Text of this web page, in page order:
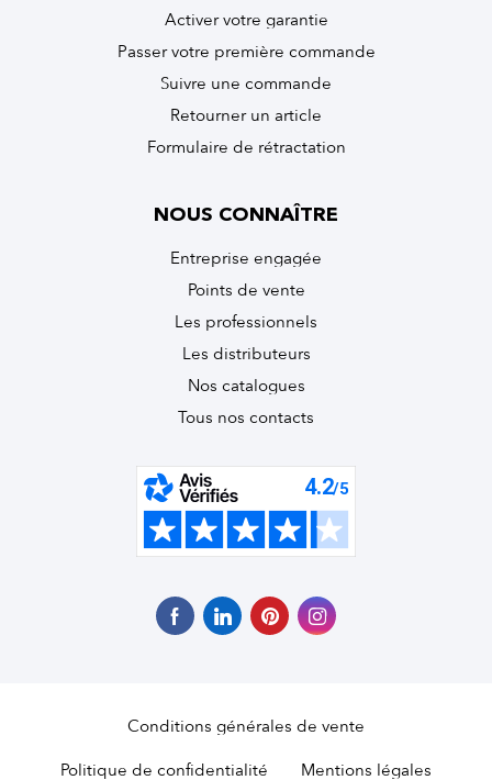
Activer votre garantie
Passer votre première commande
Suivre une commande
Retourner un article
Formulaire de rétractation
NOUS CONNAÎTRE
Entreprise engagée
Points de vente
Les professionnels
Les distributeurs
Nos catalogues
Tous nos contacts
Conditions générales de vente
Politique de confidentialité Mentions légales